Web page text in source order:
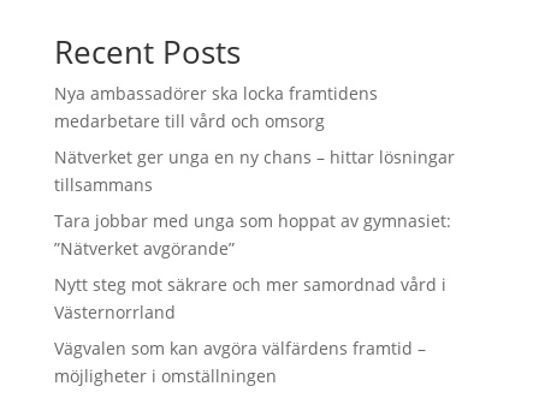
Recent Posts
Nya ambassadörer ska locka framtidens
medarbetare till vård och omsorg
Nätverket ger unga en ny chans – hittar lösningar
tillsammans
Tara jobbar med unga som hoppat av gymnasiet:
”Nätverket avgörande”
Nytt steg mot säkrare och mer samordnad vård i
Västernorrland
Vägvalen som kan avgöra välfärdens framtid –
möjligheter i omställningen